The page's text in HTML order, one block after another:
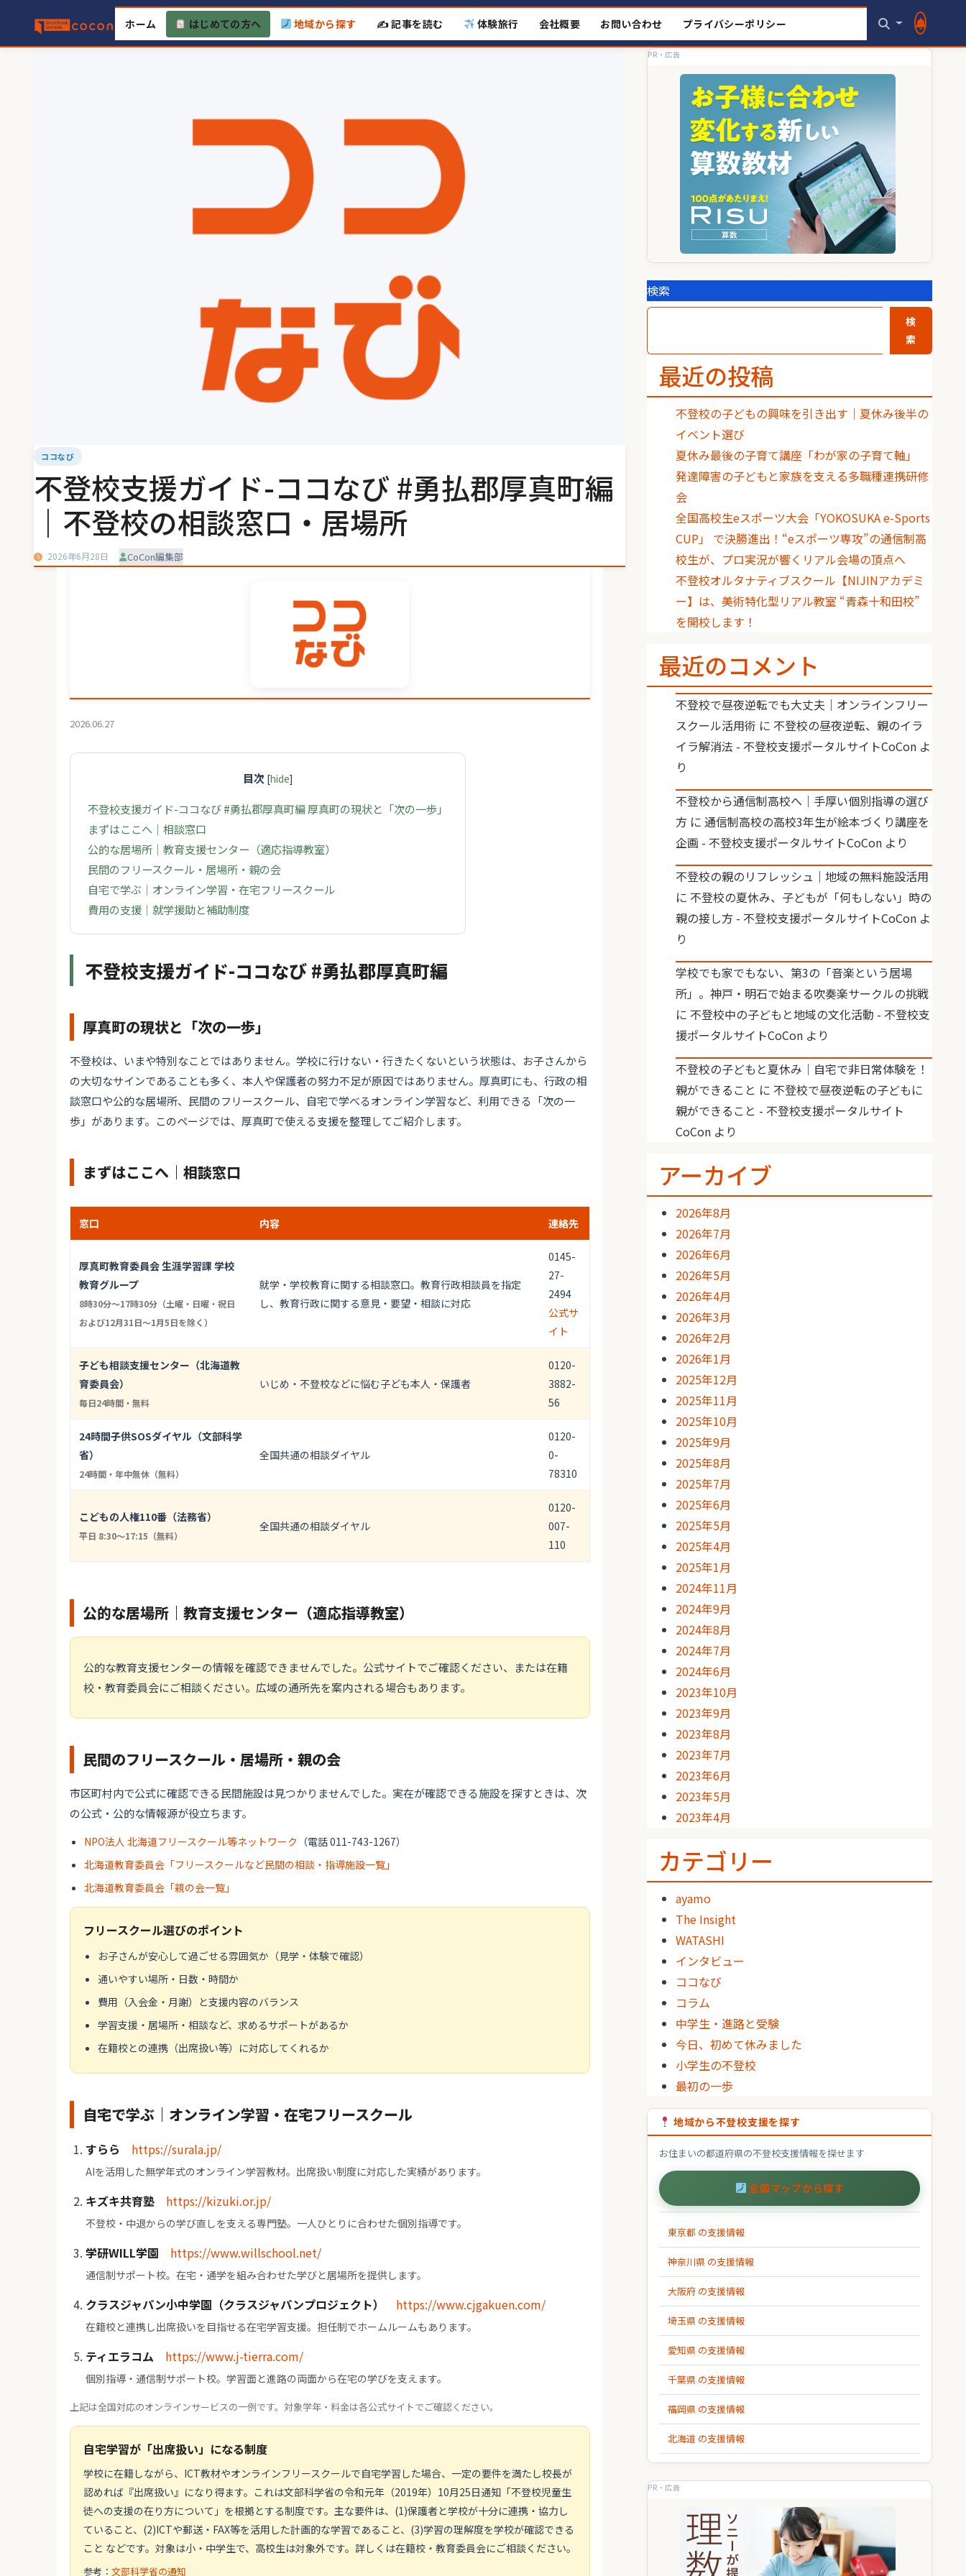
content
ホーム はじめての方へ 地域から探す ✍️ 記事を読む 体験旅行 会社概要 お問い合わせ プライバシーポリシー
ココなび
不登校支援ガイド-ココなび #勇払郡厚真町編
｜不登校の相談窓口・居場所
2026年6月28日 CoCon編集部
2026.06.27
目次 [hide]
不登校支援ガイド-ココなび #勇払郡厚真町編 厚真町の現状と「次の一歩」
まずはここへ｜相談窓口
公的な居場所｜教育支援センター（適応指導教室）
民間のフリースクール・居場所・親の会
自宅で学ぶ｜オンライン学習・在宅フリースクール
費用の支援｜就学援助と補助制度
不登校支援ガイド-ココなび #勇払郡厚真町編
厚真町の現状と「次の一歩」
不登校は、いまや特別なことではありません。学校に行けない・行きたくないという状態は、お子さんから
の大切なサインであることも多く、本人や保護者の努力不足が原因ではありません。厚真町にも、行政の相
談窓口や公的な居場所、民間のフリースクール、自宅で学べるオンライン学習など、利用できる「次の一
歩」があります。このページでは、厚真町で使える支援を整理してご紹介します。
まずはここへ｜相談窓口
窓口 内容 連絡先
厚真町教育委員会 生涯学習課 学校
教育グループ
8時30分～17時30分（土曜・日曜・祝日
および12月31日～1月5日を除く）
就学・学校教育に関する相談窓口。教育行政相談員を指定
し、教育行政に関する意見・要望・相談に対応
0145-
27-
2494
公式サ
イト
子ども相談支援センター（北海道教
育委員会）
毎日24時間・無料
いじめ・不登校などに悩む子ども本人・保護者
0120-
3882-
56
24時間子供SOSダイヤル（文部科学
省）
24時間・年中無休（無料）
全国共通の相談ダイヤル
0120-
0-
78310
こどもの人権110番（法務省）
平日 8:30〜17:15（無料）
全国共通の相談ダイヤル
0120-
007-
110
公的な居場所｜教育支援センター（適応指導教室）
公的な教育支援センターの情報を確認できませんでした。公式サイトでご確認ください、または在籍
校・教育委員会にご相談ください。広域の通所先を案内される場合もあります。
民間のフリースクール・居場所・親の会
市区町村内で公式に確認できる民間施設は見つかりませんでした。実在が確認できる施設を探すときは、次
の公式・公的な情報源が役立ちます。
NPO法人 北海道フリースクール等ネットワーク （電話 011-743-1267）
北海道教育委員会「フリースクールなど民間の相談・指導施設一覧」
北海道教育委員会「親の会一覧」
フリースクール選びのポイント
お子さんが安心して過ごせる雰囲気か（見学・体験で確認）
通いやすい場所・日数・時間か
費用（入会金・月謝）と支援内容のバランス
学習支援・居場所・相談など、求めるサポートがあるか
在籍校との連携（出席扱い等）に対応してくれるか
自宅で学ぶ｜オンライン学習・在宅フリースクール
すらら https://surala.jp/
AIを活用した無学年式のオンライン学習教材。出席扱い制度に対応した実績があります。
キズキ共育塾 https://kizuki.or.jp/
不登校・中退からの学び直しを支える専門塾。一人ひとりに合わせた個別指導です。
学研WILL学園 https://www.willschool.net/
通信制サポート校。在宅・通学を組み合わせた学びと居場所を提供します。
クラスジャパン小中学園（クラスジャパンプロジェクト） https://www.cjgakuen.com/
在籍校と連携し出席扱いを目指せる在宅学習支援。担任制でホームルームもあります。
ティエラコム https://www.j-tierra.com/
個別指導・通信制サポート校。学習面と進路の両面から在宅の学びを支えます。
上記は全国対応のオンラインサービスの一例です。対象学年・料金は各公式サイトでご確認ください。
自宅学習が「出席扱い」になる制度
学校に在籍しながら、ICT教材やオンラインフリースクールで自宅学習した場合、一定の要件を満たし校長が
認めれば『出席扱い』になり得ます。これは文部科学省の令和元年（2019年）10月25日通知「不登校児童生
徒への支援の在り方について」を根拠とする制度です。主な要件は、(1)保護者と学校が十分に連携・協力し
ていること、(2)ICTや郵送・FAX等を活用した計画的な学習であること、(3)学習の理解度を学校が確認できる
こと などです。対象は小・中学生で、高校生は対象外です。詳しくは在籍校・教育委員会にご相談ください。
参考： 文部科学省の通知
PR・広告
検索
検
索
最近の投稿
不登校の子どもの興味を引き出す｜夏休み後半の
イベント選び
夏休み最後の子育て講座「わが家の子育て軸」
発達障害の子どもと家族を支える多職種連携研修
会
全国高校生eスポーツ大会「YOKOSUKA e-Sports
CUP」 で決勝進出！“eスポーツ専攻”の通信制高
校生が、プロ実況が響くリアル会場の頂点へ
不登校オルタナティブスクール【NIJINアカデミ
ー】は、美術特化型リアル教室 “青森十和田校”
を開校します！
最近のコメント
不登校で昼夜逆転でも大丈夫｜オンラインフリー
スクール活用術 に 不登校の昼夜逆転、親のイラ
イラ解消法 - 不登校支援ポータルサイトCoCon よ
り
不登校から通信制高校へ｜手厚い個別指導の選び
方 に通信制高校の高校3年生が絵本づくり講座を
企画 - 不登校支援ポータルサイトCoCon より
不登校の親のリフレッシュ｜地域の無料施設活用
に 不登校の夏休み、子どもが「何もしない」時の
親の接し方 - 不登校支援ポータルサイトCoCon よ
り
学校でも家でもない、第3の「音楽という居場
所」。神戸・明石で始まる吹奏楽サークルの挑戦
に 不登校中の子どもと地域の文化活動 - 不登校支
援ポータルサイトCoCon より
不登校の子どもと夏休み｜自宅で非日常体験を！
親ができること に 不登校で昼夜逆転の子どもに
親ができること - 不登校支援ポータルサイト
CoCon より
アーカイブ
2026年8月
2026年7月
2026年6月
2026年5月
2026年4月
2026年3月
2026年2月
2026年1月
2025年12月
2025年11月
2025年10月
2025年9月
2025年8月
2025年7月
2025年6月
2025年5月
2025年4月
2025年1月
2024年11月
2024年9月
2024年8月
2024年7月
2024年6月
2023年10月
2023年9月
2023年8月
2023年7月
2023年6月
2023年5月
2023年4月
カテゴリー
ayamo
The Insight
WATASHI
インタビュー
ココなび
コラム
中学生・進路と受験
今日、初めて休みました
小学生の不登校
最初の一歩
地域から不登校支援を探す
お住まいの都道府県の不登校支援情報を探せます
全国マップから探す
東京都 の支援情報
神奈川県 の支援情報
大阪府 の支援情報
埼玉県 の支援情報
愛知県 の支援情報
千葉県 の支援情報
福岡県 の支援情報
北海道 の支援情報
PR・広告